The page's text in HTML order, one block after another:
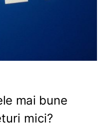
mai bune
mici?